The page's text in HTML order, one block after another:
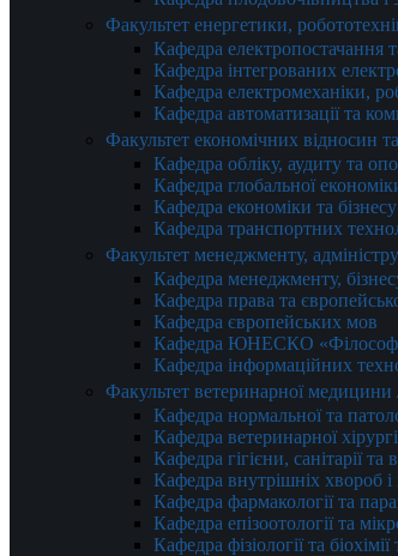
Факультет енергетики,
Кафедра електропостачання
Кафедра інтегрованих
Кафедра електромеханіки,
Кафедра автоматизації та
Факультет економічних відносин
Кафедра обліку, аудиту та
Кафедра глобальної
Кафедра економіки та бізнесу
Кафедра транспортних
Факультет менеджменту,
Кафедра менеджменту,
Кафедра права та
Кафедра європейських мов
Кафедра ЮНЕСКО «Філософія
Кафедра інформаційних
Факультет ветеринарної
Кафедра нормальної та
Кафедра ветеринарної
Кафедра гігієни, санітарії
Кафедра внутрішніх хвороб
Кафедра фармакології та
Кафедра епізоотології та
Кафедра фізіології та